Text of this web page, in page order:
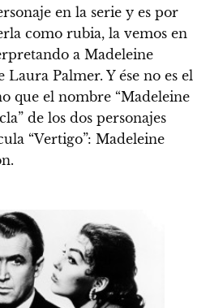
en la serie y es por
como rubia, la vemos en
a Madeleine
Palmer. Y ése no es el
que el nombre “Madeleine
de los dos personajes
“Vertigo”: Madeleine